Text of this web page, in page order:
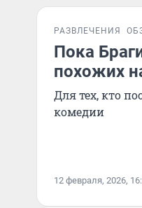
РАЗВЛЕЧЕНИЯ
Пока
похожих
Для тех, кто
комедии
12 февраля, 2026,